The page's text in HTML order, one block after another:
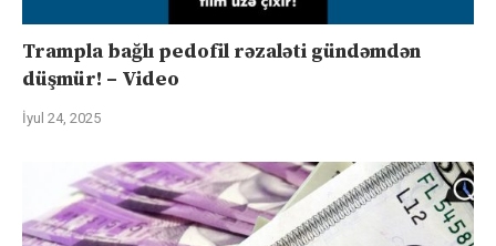
Trampla bağlı pedofil rəzaləti gündəmdən
düşmür! – Video
İyul 24, 2025